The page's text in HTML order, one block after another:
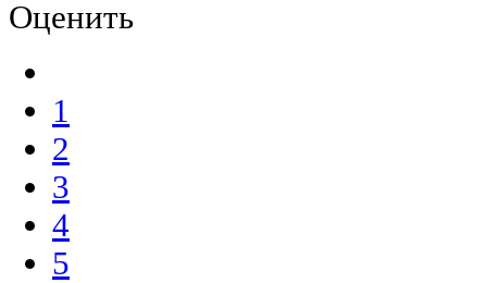
Оценить
1
2
3
4
5